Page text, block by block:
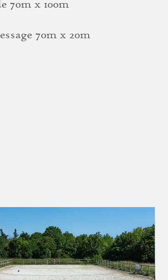
70m x 100m
70m x 20m